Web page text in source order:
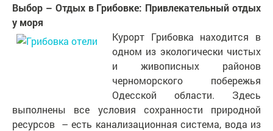
Выбор – Отдых в Грибовке: Привлекательный отдых
у моря
Курорт Грибовка находится в
одном из экологически чистых
и живописных районов
черноморского побережья
Одесской области. Здесь
выполнены все условия сохранности природной
ресурсов – есть канализационная система, вода из